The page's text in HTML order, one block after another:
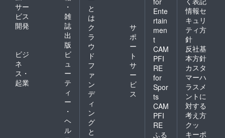
サー
ビス
開発
・
雑
誌
出
版
ビジ
ネ
ス・
起業
ビ
ュ
ー
テ
ィ
ー
・
ヘ
ル
と
は
ク
ラ
ウ
ド
フ
ァ
ン
デ
ィ
ン
グ
と
サ
ポ
ー
ト
サ
ー
ビ
ス
Ente
rtain
men
t
CAM
PFI
RE
for
Spor
ts
CAM
PFI
RE
ふる
情報セ
キュリ
ティ方
針
反社基
本方針
カスタ
マーハ
ラスメ
ントに
対する
考え方
クッ
キーポ